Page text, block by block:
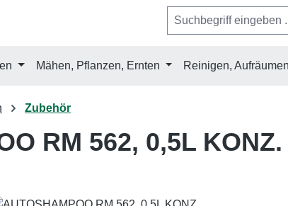
Mähen, Pflanzen, Ernten Reinigen,
Zubehör
RM 562, 0,5L KONZ.